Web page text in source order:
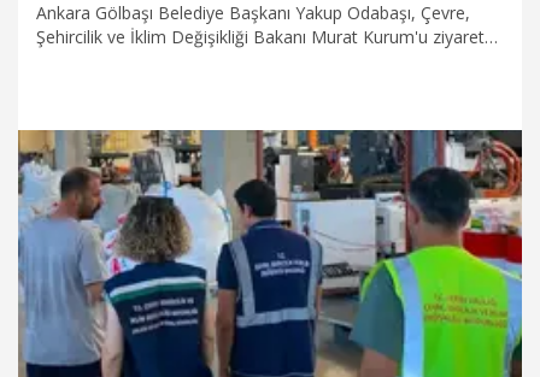
Ankara Gölbaşı Belediye Başkanı Yakup Odabaşı, Çevre,
Şehircilik ve İklim Değişikliği Bakanı Murat Kurum'u ziyaret
5.08.2026 Politika